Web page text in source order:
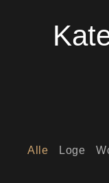
Loge
Alle